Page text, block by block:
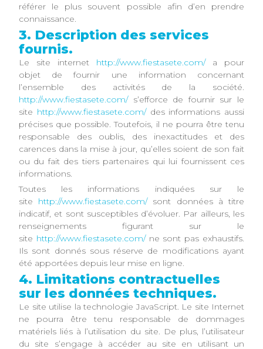
référer le plus souvent possible afin d’en prendre
connaissance.
3. Description des services
fournis.
Le site internet http://www.fiestasete.com/a pour
objet de fournir une information concernant
l’ensemble des activités de la société.
http://www.fiestasete.com/s’efforce de fournir sur le
site http://www.fiestasete.com/des informations aussi
précises que possible. Toutefois, il ne pourra être tenu
responsable des oublis, des inexactitudes et des
carences dans la mise à jour, qu’elles soient de son fait
ou du fait des tiers partenaires qui lui fournissent ces
informations.
Toutes les informations indiquées sur le
site http://www.fiestasete.com/sont données à titre
indicatif, et sont susceptibles d’évoluer. Par ailleurs, les
renseignements figurant sur le
site http://www.fiestasete.com/ne sont pas exhaustifs.
Ils sont donnés sous réserve de modifications ayant
été apportées depuis leur mise en ligne.
4. Limitations contractuelles
sur les données techniques.
Le site utilise la technologie JavaScript. Le site Internet
ne pourra être tenu responsable de dommages
matériels liés à l’utilisation du site. De plus, l’utilisateur
du site s’engage à accéder au site en utilisant un